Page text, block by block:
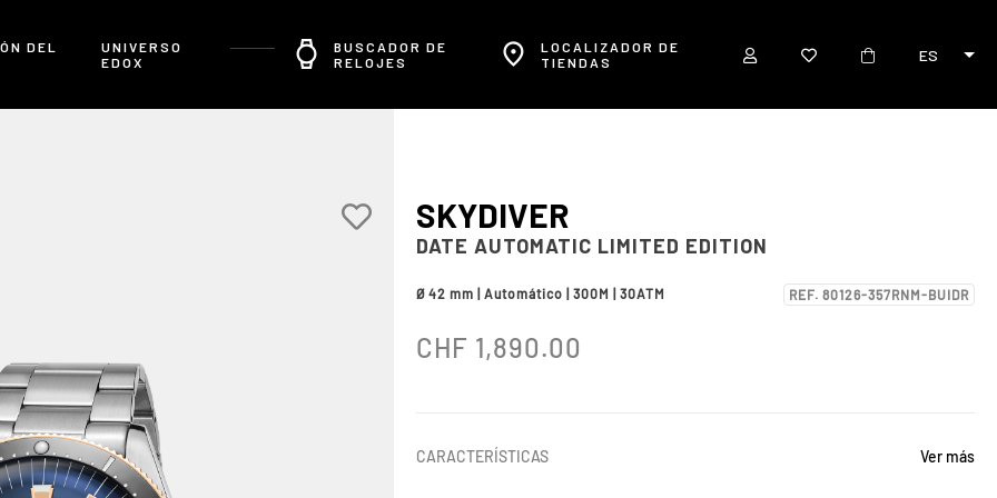
DEL
UNIVERSO
EDOX
BUSCADOR DE
RELOJES
LOCALIZADOR DE
TIENDAS
ES
SKYDIVER
DATE AUTOMATIC LIMITED EDITION
Ø 42 mm | Automático | 300M | 30ATM REF. 80126-357RNM-BUIDR
CHF 1,890.00
CARACTERÍSTICAS Ver más